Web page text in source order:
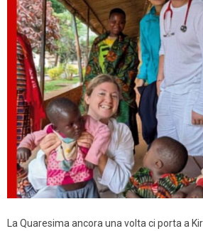
La Quaresima ancora una volta ci porta a